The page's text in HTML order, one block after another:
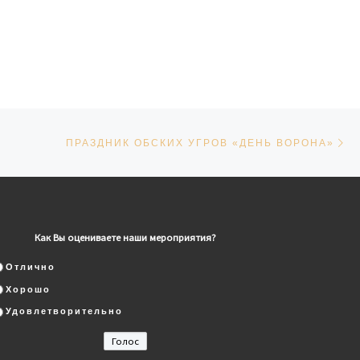
ПРАЗДНИК ОБСКИХ УГРОВ «ДЕНЬ ВОРОНА»
Как Вы оцениваете наши мероприятия?
Отлично
Хорошо
Удовлетворительно